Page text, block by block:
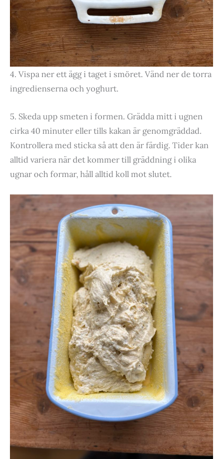
4. Vispa ner ett ägg i taget i smöret. Vänd ner de torra
ingredienserna och yoghurt.
5. Skeda upp smeten i formen. Grädda mitt i ugnen
cirka 40 minuter eller tills kakan är genomgräddad.
Kontrollera med sticka så att den är färdig. Tider kan
alltid variera när det kommer till gräddning i olika
ugnar och formar, håll alltid koll mot slutet.